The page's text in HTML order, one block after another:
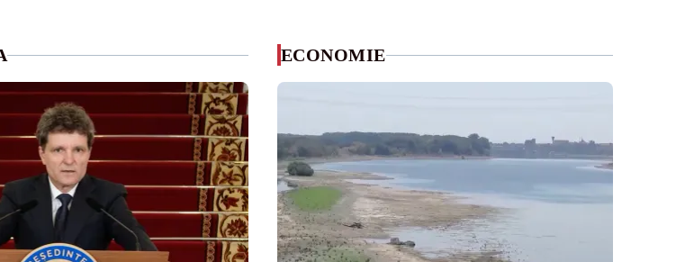
ECONOMIE